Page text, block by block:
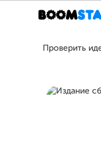
Проверить